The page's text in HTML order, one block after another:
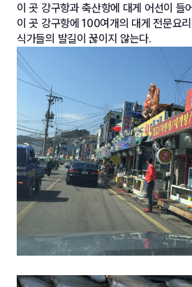
이 곳 강구항과 축산항에 대게 어선이 들
이 곳 강구항에 100여개의 대게 전문요
식가들의 발길이 꾾이지 않는다.